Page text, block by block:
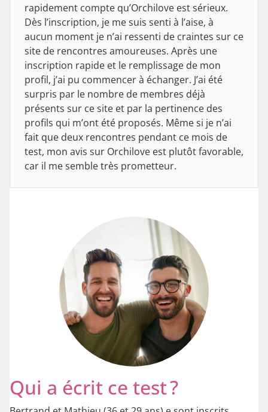
rapidement compte qu’Orchilove est sérieux.
Dès l’inscription, je me suis senti à l’aise, à
aucun moment je n’ai ressenti de craintes sur ce
site de rencontres amoureuses. Après une
inscription rapide et le remplissage de mon
profil, j’ai pu commencer à échanger. J’ai été
surpris par le nombre de membres déjà
présents sur ce site et par la pertinence des
profils qui m’ont été proposés. Même si je n’ai
fait que deux rencontres pendant ce mois de
test, mon avis sur Orchilove est plutôt favorable,
car il me semble très prometteur.
Qui a écrit ce test ?